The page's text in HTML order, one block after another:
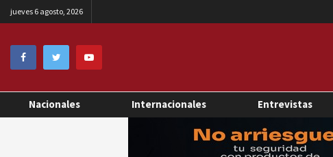
jueves 6 agosto, 2026
Nacionales Internacionales Entrevistas